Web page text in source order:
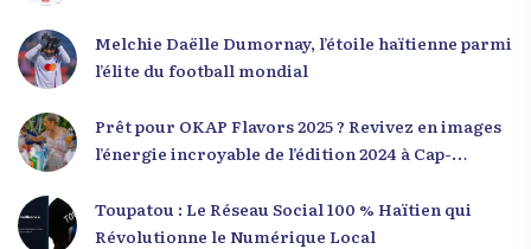
Melchie Daëlle Dumornay, l’étoile haïtienne parmi
l’élite du football mondial
Prêt pour OKAP Flavors 2025 ? Revivez en images
l’énergie incroyable de l’édition 2024 à Cap-
Toupatou : Le Réseau Social 100 % Haïtien qui
Révolutionne le Numérique Local